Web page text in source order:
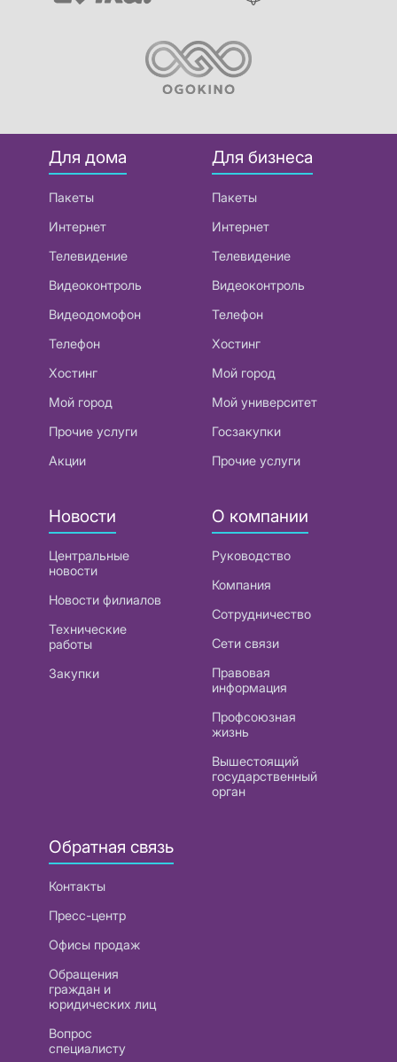
Для дома
Пакеты
Интернет
Телевидение
Видеоконтроль
Видеодомофон
Телефон
Хостинг
Мой город
Прочие услуги
Акции
Для бизнеса
Пакеты
Интернет
Телевидение
Видеоконтроль
Телефон
Хостинг
Мой город
Мой университет
Госзакупки
Прочие услуги
Новости
Центральные
новости
Новости филиалов
Технические
работы
Закупки
О компании
Руководство
Компания
Сотрудничество
Сети связи
Правовая
информация
Профсоюзная
жизнь
Вышестоящий
государственный
орган
Обратная связь
Контакты
Пресс-центр
Офисы продаж
Обращения
граждан и
юридических лиц
Вопрос
специалисту